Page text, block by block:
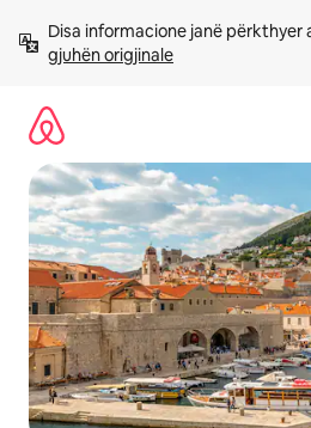
përmbajtja
Disa informacione janë
gjuhën origjinale